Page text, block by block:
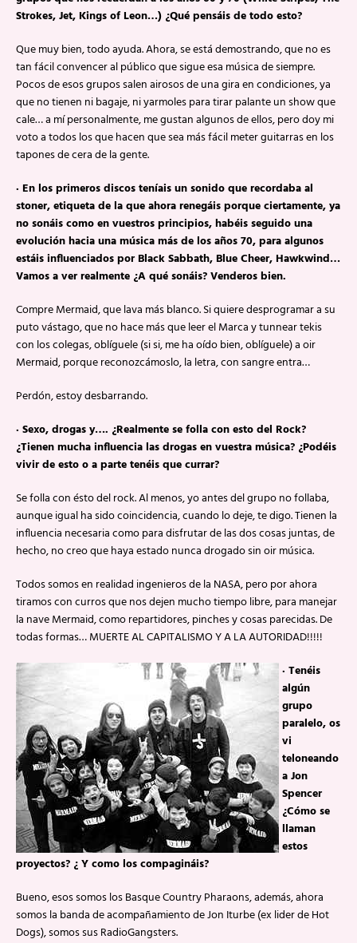
Strokes, Jet, Kings of Leon…) ¿Qué pensáis de todo esto?
Que muy bien, todo ayuda. Ahora, se está demostrando, que no es
tan fácil convencer al público que sigue esa música de siempre.
Pocos de esos grupos salen airosos de una gira en condiciones, ya
que no tienen ni bagaje, ni yarmoles para tirar palante un show que
cale… a mí personalmente, me gustan algunos de ellos, pero doy mi
voto a todos los que hacen que sea más fácil meter guitarras en los
tapones de cera de la gente.
· En los primeros discos teníais un sonido que recordaba al
stoner, etiqueta de la que ahora renegáis porque ciertamente, ya
no sonáis como en vuestros principios, habéis seguido una
evolución hacia una música más de los años 70, para algunos
estáis influenciados por Black Sabbath, Blue Cheer, Hawkwind…
Vamos a ver realmente ¿A qué sonáis? Venderos bien.
Compre Mermaid, que lava más blanco. Si quiere desprogramar a su
puto vástago, que no hace más que leer el Marca y tunnear tekis
con los colegas, oblíguele (si si, me ha oído bien, oblíguele) a oir
Mermaid, porque reconozcámoslo, la letra, con sangre entra…
Perdón, estoy desbarrando.
· Sexo, drogas y…. ¿Realmente se folla con esto del Rock?
¿Tienen mucha influencia las drogas en vuestra música? ¿Podéis
vivir de esto o a parte tenéis que currar?
Se folla con ésto del rock. Al menos, yo antes del grupo no follaba,
aunque igual ha sido coincidencia, cuando lo deje, te digo. Tienen la
influencia necesaria como para disfrutar de las dos cosas juntas, de
hecho, no creo que haya estado nunca drogado sin oir música.
Todos somos en realidad ingenieros de la NASA, pero por ahora
tiramos con curros que nos dejen mucho tiempo libre, para manejar
la nave Mermaid, como repartidores, pinches y cosas parecidas. De
todas formas… MUERTE AL CAPITALISMO Y A LA AUTORIDAD!!!!!
· Tenéis
algún
grupo
paralelo, os
vi
teloneando
a Jon
Spencer
¿Cómo se
llaman
estos
proyectos? ¿ Y como los compagináis?
Bueno, esos somos los Basque Country Pharaons, además, ahora
somos la banda de acompañamiento de Jon Iturbe (ex lider de Hot
Dogs), somos sus RadioGangsters.